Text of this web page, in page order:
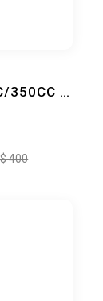
350CC 雪
400